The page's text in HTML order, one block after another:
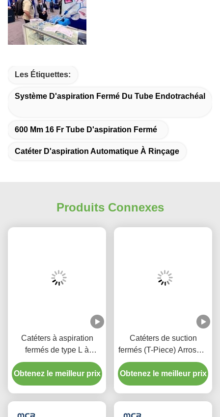
Les Étiquettes:
Système D'aspiration Fermé Du Tube Endotrachéal
600 Mm 16 Fr Tube D'aspiration Fermé
Catéter D'aspiration Automatique À Rinçage
Produits Connexes
Catéters à aspiration
fermés de type L à
rinçage automatique 10 à
72 heures Coude pivotant
double pour l'hôpital
Obtenez le meilleur prix
Catéters de suction
fermés (T-Piece) Arroseur
automatique 72H Pour
adulte
Obtenez le meilleur prix